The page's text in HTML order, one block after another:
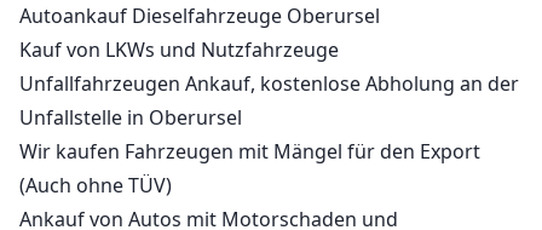
Autoankauf Dieselfahrzeuge Oberursel
Kauf von LKWs und Nutzfahrzeuge
Unfallfahrzeugen Ankauf, kostenlose Abholung an der
Unfallstelle in Oberursel
Wir kaufen Fahrzeugen mit Mängel für den Export
(Auch ohne TÜV)
Ankauf von Autos mit Motorschaden und